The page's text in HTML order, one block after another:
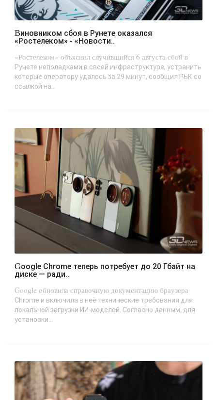
Виновником сбоя в Рунете оказался
«Ростелеком» - «Новости..
«Ростелеком» объяснил случившийся 6 августа сбой в
Рунете неполадками в своей инфраструктуре, устранить
которые оператору удалось за 29 минут, сообщил РБК со
ссылкой на...
Google Chrome теперь потребует до 20 Гбайт на
диске — ради..
Google обновила справочную документацию браузера
Chrome и включила в неё технические требования для
локальной загрузки ИИ-моделей. Согласно данным, для
установки...